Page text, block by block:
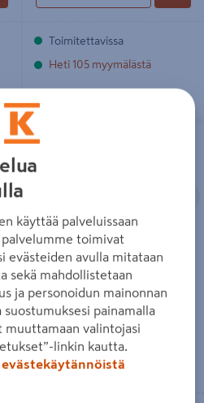
Toimitettavissa
Heti 105 myymälästä
Seuraava
Teleskooppivarsi Gardena 90-145cm
03719-20
Teleskooppivarsi Gardena 90-
145cm 03719-20
26,95€/kpl
26,95 €/ kpl
Lue lisää
käyttää palveluissaan
toimivat
evästeiden avulla mitataan
sekä mahdollistetaan
ja personoidun mainonnan
painamalla
muuttamaan valintojasi
linkin kautta.